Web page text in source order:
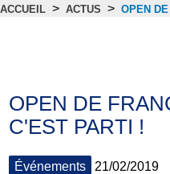
ACCUEIL > ACTUS > OPEN
OPEN DE
C'EST PARTI !
Événements 21/02/2019